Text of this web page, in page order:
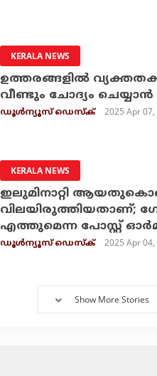
KERALA NEWS
ഉത്തരങ്ങളില്‍
വീണ്ടും ചോദ്യം
ഡൂള്‍ന്യൂസ് ഡെസ്‌ക് 2025 Apr
KERALA NEWS
ഇലുമിനാറ്റി
വിലയിരുത്തിയതാണ്;
എത്തുമെന്ന പോസ്റ്റ്
ഡൂള്‍ന്യൂസ് ഡെസ്‌ക് 2025 Apr
Show More Stories